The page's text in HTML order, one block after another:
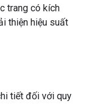
trang có kích
thiện hiệu suất
tiết đối với quy